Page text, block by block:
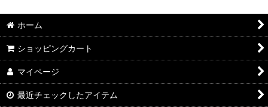
ホーム
ショッピングカート
マイページ
最近チェックしたアイテム